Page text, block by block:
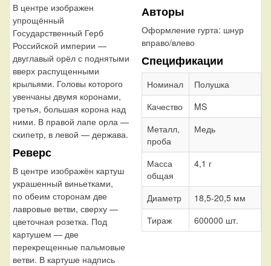
В центре изображен
упрощённый
Государственный Герб
Российской империи —
двуглавый орёл с поднятыми
вверх распущенными
крыльями. Головы которого
увенчаны двумя коронами,
третья, большая корона над
ними. В правой лапе орла —
скипетр, в левой — держава.
Реверс
В центре изображён картуш
украшенный виньетками,
по обеим сторонам две
лавровые ветви, сверху —
цветочная розетка. Под
картушем — две
перекрещенные пальмовые
ветви. В картуше надпись
Авторы
Оформление гурта: шнур
вправо/влево
Спецификации
Номинал
Полушка
Качество
MS
Металл,
проба
Медь
Масса
общая
4,1 г
Диаметр
18,5-20,5 мм
Тираж
600000 шт.